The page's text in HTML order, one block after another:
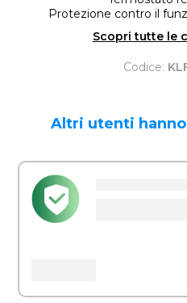
Protezione contro il
Scopri tutte le
Codice:
Altri utenti